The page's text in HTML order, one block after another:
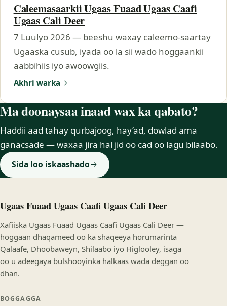
Caleemasaarkii Ugaas Fuaad Ugaas Caafi
Ugaas Cali Deer
7 Luulyo 2026 — beeshu waxay caleemo-saartay
Ugaaska cusub, iyada oo la sii wado hoggaankii
aabbihiis iyo awoowgiis.
Akhri warka
Ma doonaysaa inaad wax ka qabato?
Haddii aad tahay qurbajoog, hay’ad, dowlad ama
ganacsade — waxaa jira hal jid oo cad oo lagu bilaabo.
Sida loo iskaashado
Ugaas Fuaad Ugaas Caafi Ugaas Cali Deer
Xafiiska Ugaas Fuaad Ugaas Caafi Ugaas Cali Deer —
hoggaan dhaqameed oo ka shaqeeya horumarinta
Qalaafe, Dhoobaweyn, Shilaabo iyo Higlooley, isaga
oo u adeegaya bulshooyinka halkaas wada deggan oo
dhan.
BOGGAGGA